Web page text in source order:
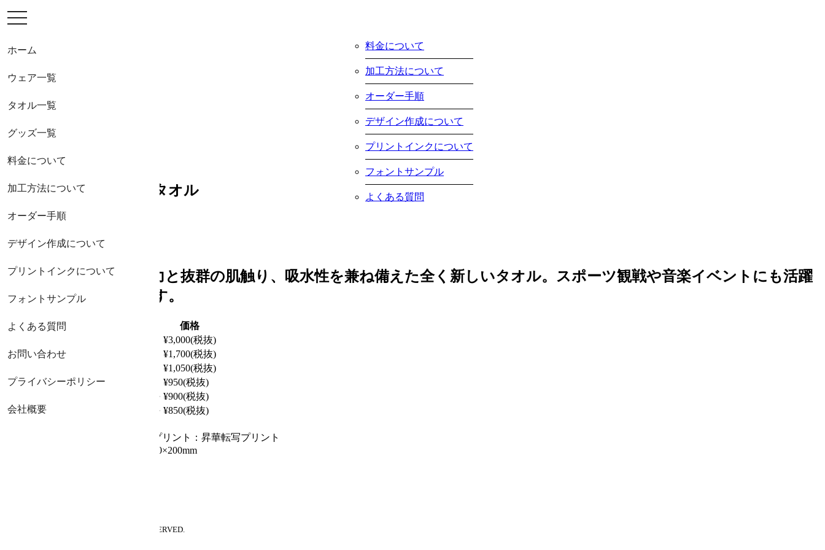
ウエア
ご利用ガイド
料金について
加工方法について
オーダー手順
デザイン作成について
プリントインクについて
フォントサンプル
よくある質問
プライバシー
会社概要
toggle
navigation
ホーム
ウェア一覧
タオル一覧
グッズ一覧
料金について
加工方法について
オーダー手順
デザイン作成について
プリントインクについて
フォントサンプル
よくある質問
お問い合わせ
プライバシーポリシー
会社概要
ハイブリッドマフラータオル
圧倒的なデザイン表現力と抜群の肌触り、吸水性を兼ね備えた全く新しいタオル。スポーツ観戦や音楽イベントにも活躍
するマフラーサイズです。
アイテム
価格
¥3,000(税抜)
ハイブリッドマフラータオル
¥1,700(税抜)
¥1,050(税抜)
ハイブリッドマフラータオル
¥950(税抜)
1,000～ ¥900(税抜)
ハイブリッドマフラータオル
3,000～ ¥850(税抜)
■材質：ポリエステル／ナイロン ■プリント：昇華転写プリント
■カラー：フルカラー ■サイズ：1100×200mm
2026 PRE-T.ALL RIGHT RESERVED.